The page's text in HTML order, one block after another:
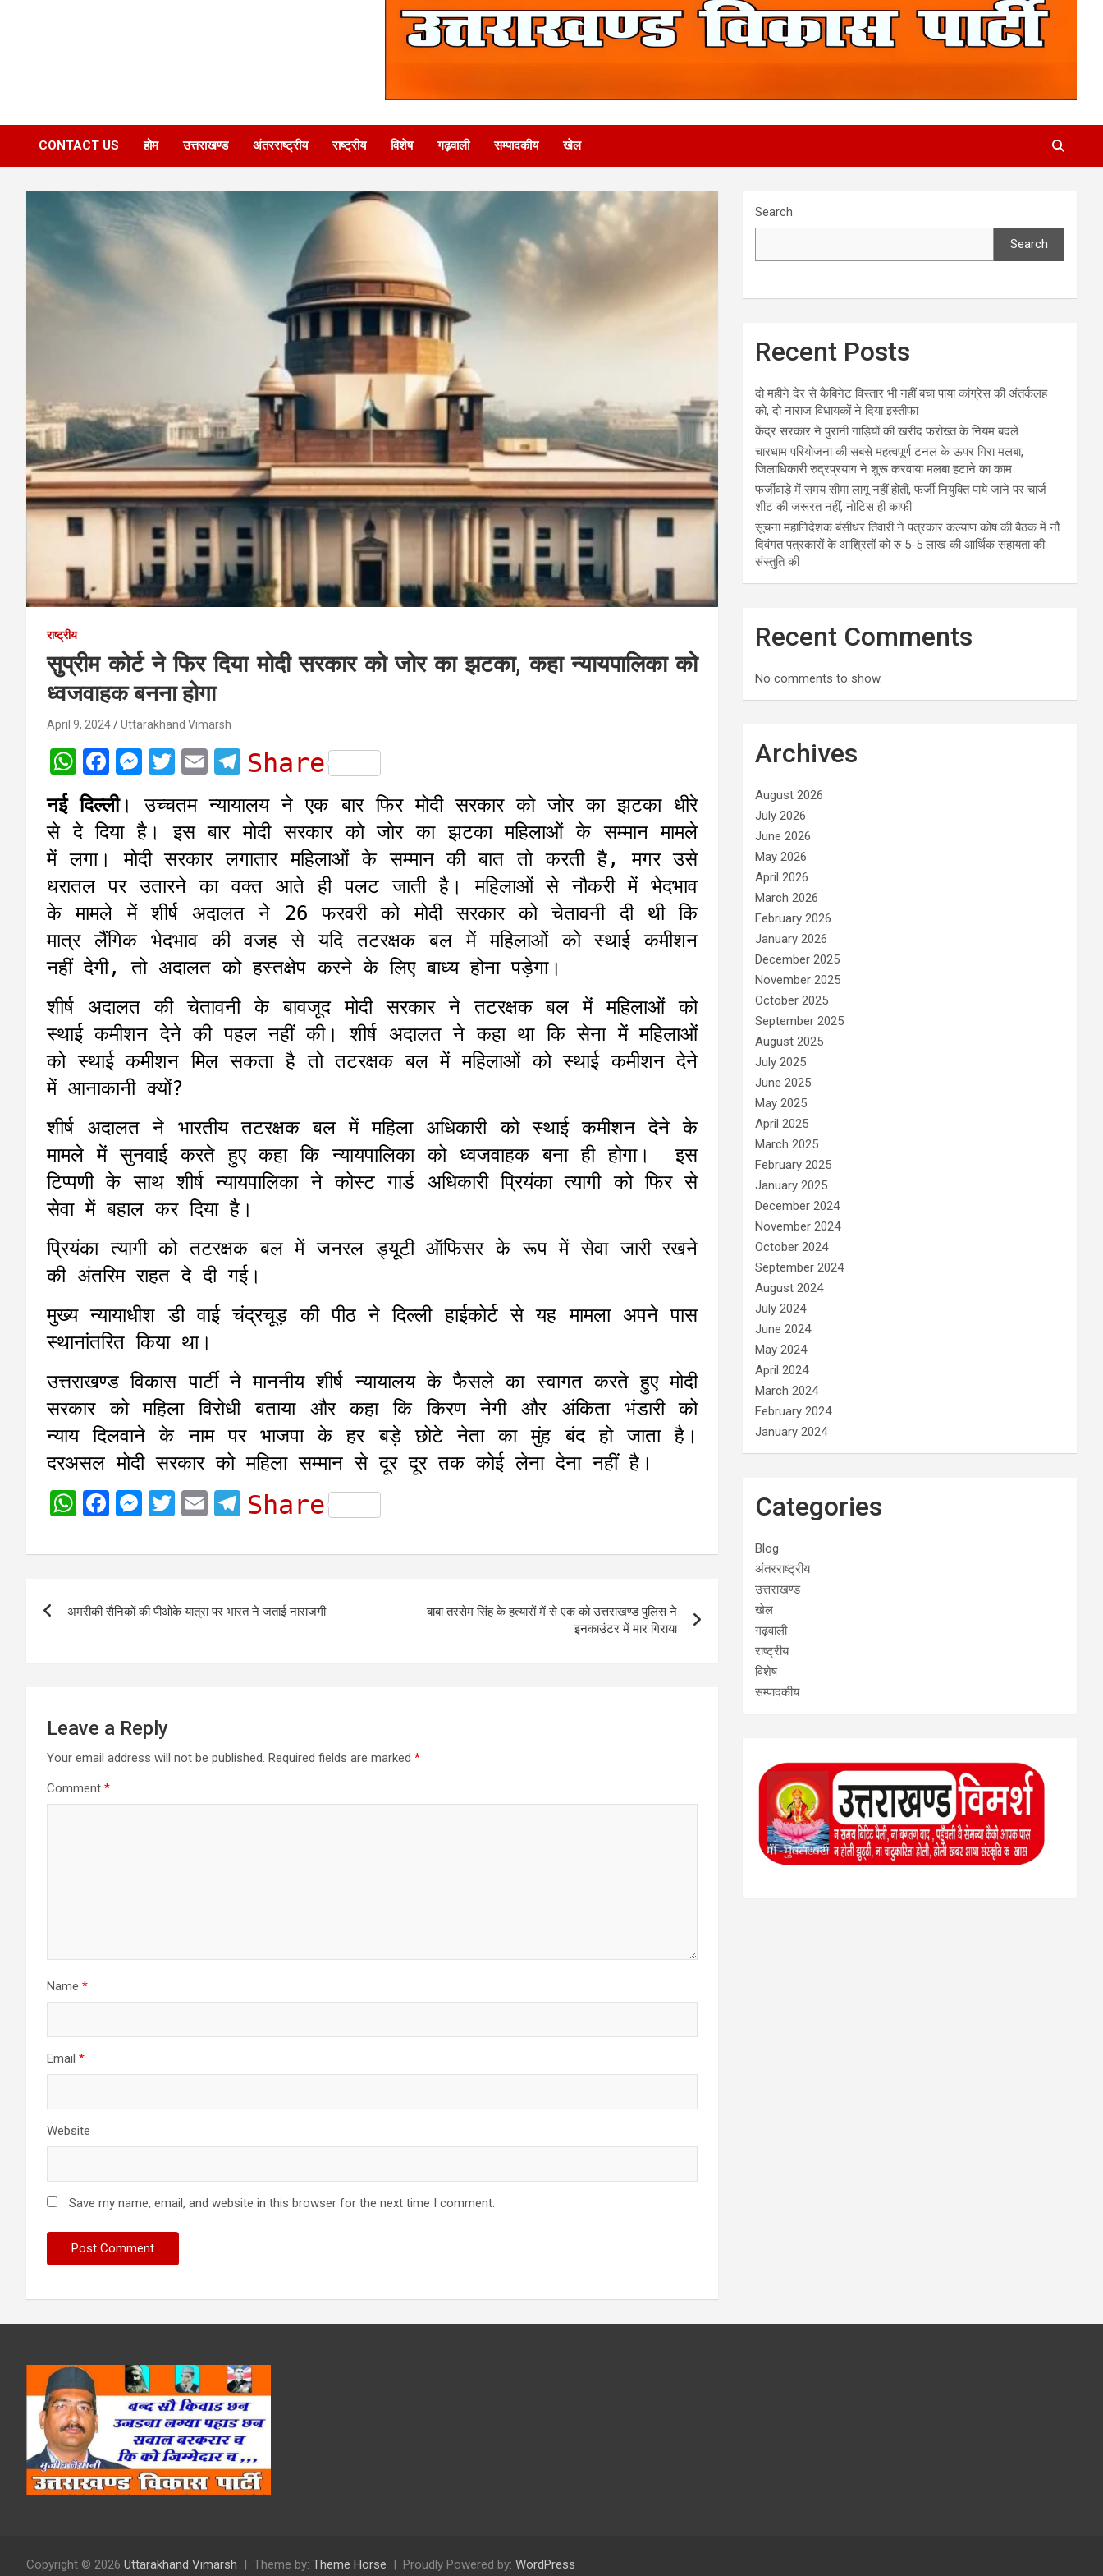
CONTACT US होम उत्तराखण्ड अंतरराष्ट्रीय राष्ट्रीय विशेष गढ़वाली सम्पादकीय खेल
राष्ट्रीय
सुप्रीम कोर्ट ने फिर दिया मोदी सरकार को जोर का झटका, कहा न्यायपालिका को
ध्वजवाहक बनना होगा
April 9, 2024 Uttarakhand Vimarsh
W
h
a
t
s
A
p
p
F
a
c
e
b
o
o
k
M
s
s
e
n
g
e
r
T
i
t
t
e
r
E
a
i
l
T
l
e
g
r
a
m
Share
नई दिल्ली। उच्चतम न्यायालय ने एक बार फिर मोदी सरकार को जोर का झटका धीरे
से दे दिया है। इस बार मोदी सरकार को जोर का झटका महिलाओं के सम्मान मामले
में लगा। मोदी सरकार लगातार महिलाओं के सम्मान की बात तो करती है, मगर उसे
धरातल पर उतारने का वक्त आते ही पलट जाती है। महिलाओं से नौकरी में भेदभाव
के मामले में शीर्ष अदालत ने 26 फरवरी को मोदी सरकार को चेतावनी दी थी कि
मात्र लैंगिक भेदभाव की वजह से यदि तटरक्षक बल में महिलाओं को स्थाई कमीशन
नहीं देगी, तो अदालत को हस्तक्षेप करने के लिए बाध्य होना पड़ेगा।
शीर्ष अदालत की चेतावनी के बावजूद मोदी सरकार ने तटरक्षक बल में महिलाओं को
स्थाई कमीशन देने की पहल नहीं की। शीर्ष अदालत ने कहा था कि सेना में महिलाओं
को स्थाई कमीशन मिल सकता है तो तटरक्षक बल में महिलाओं को स्थाई कमीशन देने
में आनाकानी क्यों?
शीर्ष अदालत ने भारतीय तटरक्षक बल में महिला अधिकारी को स्थाई कमीशन देने के
मामले में सुनवाई करते हुए कहा कि न्यायपालिका को ध्वजवाहक बना ही होगा। इस
टिप्पणी के साथ शीर्ष न्यायपालिका ने कोस्ट गार्ड अधिकारी प्रियंका त्यागी को फिर से
सेवा में बहाल कर दिया है।
प्रियंका त्यागी को तटरक्षक बल में जनरल ड्यूटी ऑफिसर के रूप में सेवा जारी रखने
की अंतरिम राहत दे दी गई।
मुख्य न्यायाधीश डी वाई चंद्रचूड़ की पीठ ने दिल्ली हाईकोर्ट से यह मामला अपने पास
स्थानांतरित किया था।
उत्तराखण्ड विकास पार्टी ने माननीय शीर्ष न्यायालय के फैसले का स्वागत करते हुए मोदी
सरकार को महिला विरोधी बताया और कहा कि किरण नेगी और अंकिता भंडारी को
न्याय दिलवाने के नाम पर भाजपा के हर बड़े छोटे नेता का मुंह बंद हो जाता है।
दरअसल मोदी सरकार को महिला सम्मान से दूर दूर तक कोई लेना देना नहीं है।
W
a
s
p
F
c
b
o
M
s
e
g
r
T
i
t
r
E
a
l
T
l
g
a
Share
अमरीकी सैनिकों की पीओके यात्रा पर भारत ने जताई नाराजगी
बाबा तरसेम सिंह के हत्यारों में से एक को उत्तराखण्ड पुलिस ने
इनकाउंटर में मार गिराया
Leave a Reply
Your email address will not be published. Required fields are marked *
Comment *
Name *
Email *
Website
Save my name, email, and website in this browser for the next time I comment.
Search
Search
Recent Posts
दो महीने देर से कैबिनेट विस्तार भी नहीं बचा पाया कांग्रेस की अंतर्कलह
को, दो नाराज विधायकों ने दिया इस्तीफा
केंद्र सरकार ने पुरानी गाड़ियों की खरीद फरोख्त के नियम बदले
चारधाम परियोजना की सबसे महत्वपूर्ण टनल के ऊपर गिरा मलबा,
जिलाधिकारी रुद्रप्रयाग ने शुरू करवाया मलबा हटाने का काम
फर्जीवाड़े में समय सीमा लागू नहीं होती, फर्जी नियुक्ति पाये जाने पर चार्ज
शीट की जरूरत नहीं, नोटिस ही काफी
सूचना महानिदेशक बंसीधर तिवारी ने पत्रकार कल्याण कोष की बैठक में नौ
दिवंगत पत्रकारों के आश्रितों को रु 5-5 लाख की आर्थिक सहायता की
संस्तुति की
Recent Comments
No comments to show.
Archives
August 2026
July 2026
June 2026
May 2026
April 2026
March 2026
February 2026
January 2026
December 2025
November 2025
October 2025
September 2025
August 2025
July 2025
June 2025
May 2025
April 2025
March 2025
February 2025
January 2025
December 2024
November 2024
October 2024
September 2024
August 2024
July 2024
June 2024
May 2024
April 2024
March 2024
February 2024
January 2024
Categories
Blog
अंतरराष्ट्रीय
उत्तराखण्ड
खेल
गढ़वाली
राष्ट्रीय
विशेष
सम्पादकीय
Copyright © 2026 Uttarakhand Vimarsh Theme by: Theme Horse Proudly Powered by: WordPress